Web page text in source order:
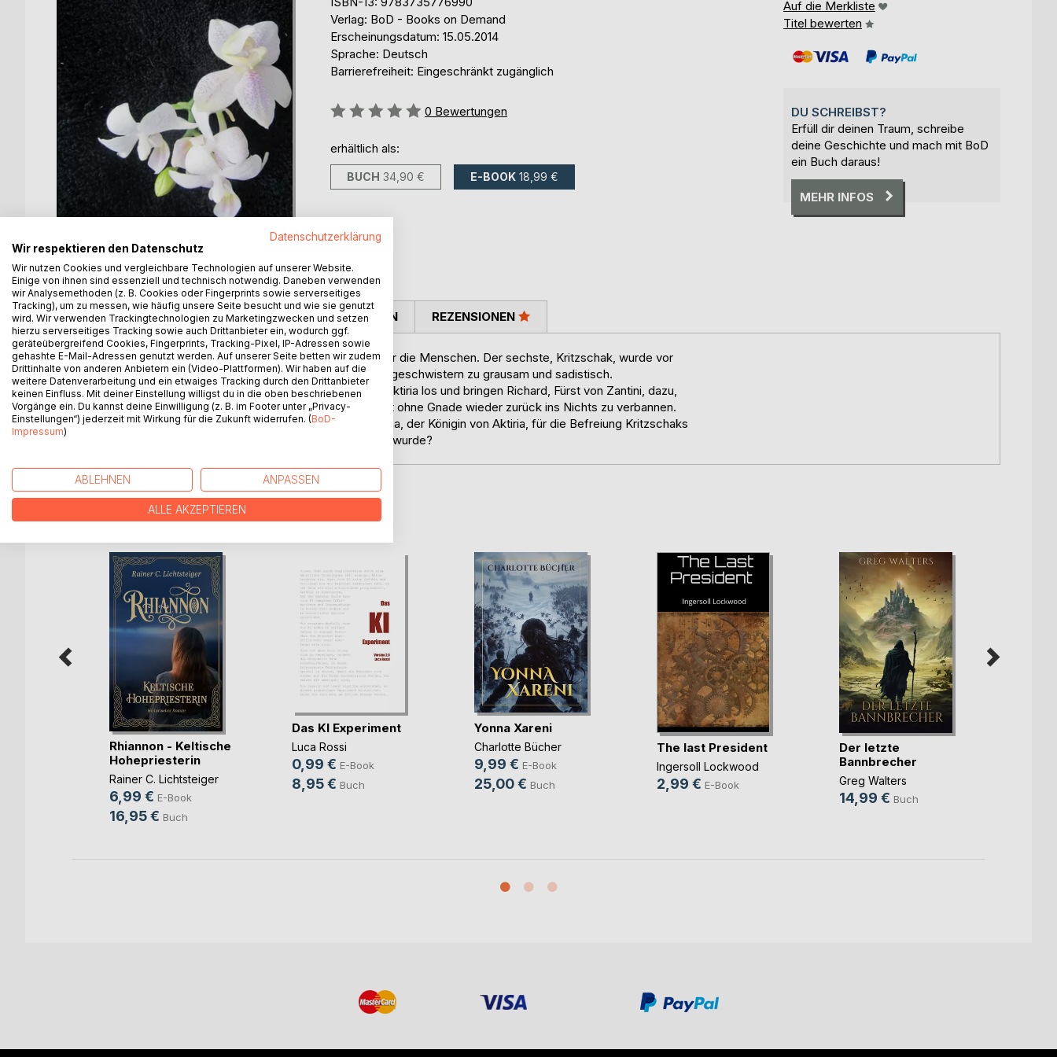
Verlag: BoD - Books on Demand
Erscheinungsdatum: 15.05.2014
Sprache: Deutsch
Barrierefreiheit: Eingeschränkt zugänglich
Bewertung::
0 Bewertungen
erhältlich als:
BUCH 34,90 € E-BOOK 18,99 €
Auf die Merkliste
Titel bewerten
DU SCHREIBST?
Erfüll dir deinen Traum, schreibe
deine Geschichte und mach mit BoD
ein Buch daraus!
MEHR INFOS
BESCHREIBUNG
In der feudalen Welt von Aktiria herrschen fünf Götter über die Menschen. Der sechste, Kritzschak, wurde vor
langer Zeit ins Nichts verbannt, denn er war seinen Göttergeschwistern zu grausam und sadistisch.
Doch Anhänger des Kritzschak lassen seine Bestien auf Aktiria los und bringen Richard, Fürst von Zantini, dazu,
Kritzschak zu befreien. Richard setzt alles daran, den Gott ohne Gnade wieder zurück ins Nichts zu verbannen.
Doch wie soll er das schaffen, nachdem er von Margaretha, der Königin von Aktiria, für die Befreiung Kritzschaks
zur härtesten Strafe, die Aktirias Recht vorsieht, verurteilt wurde?
AUTOR/IN PRESSESTIMMEN REZENSIONEN
WEITERE TITEL BEIBoD
Rhiannon - Keltische
Hohepriesterin
Rainer C. Lichtsteiger
6,99 € E-Book
16,95 € Buch
Das KI Experiment
Luca Rossi
0,99 € E-Book
8,95 € Buch
Yonna Xareni
Charlotte Bücher
9,99 € E-Book
25,00 € Buch
The last President
Ingersoll Lockwood
2,99 € E-Book
Der letzte
Bannbrecher
Greg Walters
14,99 € Buch
Datenschutzerklärung
Wir respektieren den Datenschutz
Wir nutzen Cookies und vergleichbare Technologien auf unserer Website.
Einige von ihnen sind essenziell und technisch notwendig. Daneben verwenden
wir Analysemethoden (z. B. Cookies oder Fingerprints sowie serverseitiges
Tracking), um zu messen, wie häufig unsere Seite besucht und wie sie genutzt
wird. Wir verwenden Trackingtechnologien zu Marketingzwecken und setzen
hierzu serverseitiges Tracking sowie auch Drittanbieter ein, wodurch ggf.
geräteübergreifend Cookies, Fingerprints, Tracking-Pixel, IP-Adressen sowie
gehashte E-Mail-Adressen genutzt werden. Auf unserer Seite betten wir zudem
Drittinhalte von anderen Anbietern ein (Video-Plattformen). Wir haben auf die
weitere Datenverarbeitung und ein etwaiges Tracking durch den Drittanbieter
keinen Einfluss. Mit deiner Einstellung willigst du in die oben beschriebenen
Vorgänge ein. Du kannst deine Einwilligung (z. B. im Footer unter „Privacy-
Einstellungen“) jederzeit mit Wirkung für die Zukunft widerrufen. (BoD-
Impressum)
ABLEHNEN ANPASSEN
ALLE AKZEPTIEREN